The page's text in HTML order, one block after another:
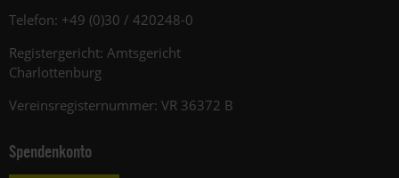
Telefon: +49 (0)30 / 420248-0
Registergericht: Amtsgericht
Charlottenburg
Vereinsregisternummer: VR 36372 B
Spendenkonto